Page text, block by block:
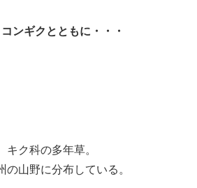
ンギクとともに・・・
キク科の多年草。
の山野に分布している。